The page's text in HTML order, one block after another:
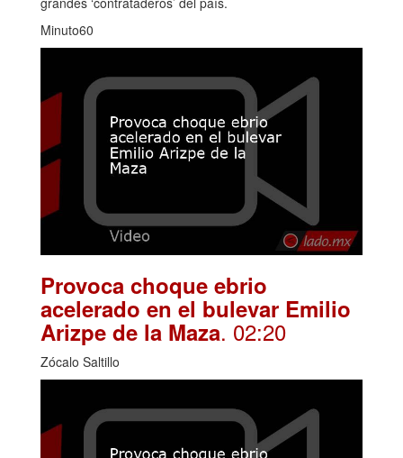
Minuto60
Provoca choque ebrio
acelerado en el bulevar Emilio
Arizpe de la Maza. 02:20
Zócalo Saltillo